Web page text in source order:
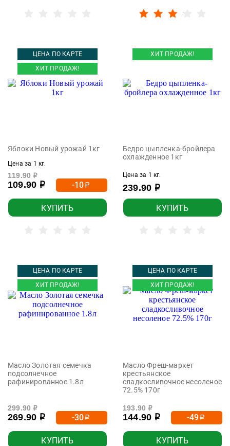
ЦЕНА ПО КАРТЕ
ХИТ ПРОДАЖ!
Яблоки Новый урожай 1кг
Цена за 1 кг.
119.90 р
109.90 р -10р
КУПИТЬ
ХИТ ПРОДАЖ!
Бедро цыпленка-бройлера
охлажденное 1кг
Цена за 1 кг.
239.90 р
КУПИТЬ
ЦЕНА ПО КАРТЕ
ХИТ ПРОДАЖ!
Масло Золотая семечка
подсолнечное
рафинированное 1.8л
299.90 р
269.90 р -30р
КУПИТЬ
ЦЕНА ПО КАРТЕ
ХИТ ПРОДАЖ!
Масло Фреш-маркет
крестьянское
сладкосливочное несоленое
72.5% 170г
193.90 р
144.90 р -49р
КУПИТЬ